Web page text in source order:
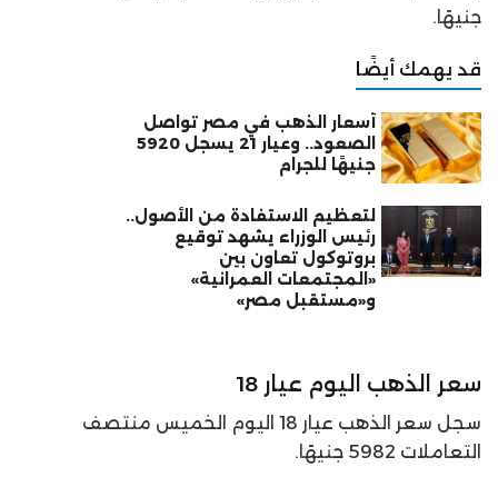
جنيهًا.
قد يهمك أيضًا
أسعار الذهب في مصر تواصل
الصعود.. وعيار 21 يسجل 5920
جنيهًا للجرام
لتعظيم الاستفادة من الأصول..
رئيس الوزراء يشهد توقيع
بروتوكول تعاون بين
«المجتمعات العمرانية»
و«مستقبل مصر»
سعر الذهب اليوم عيار 18
سجل سعر الذهب عيار 18 اليوم الخميس منتصف
التعاملات 5982 جنيهًا.